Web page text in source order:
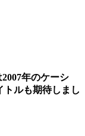
年のケーシ
トルも期待しまし